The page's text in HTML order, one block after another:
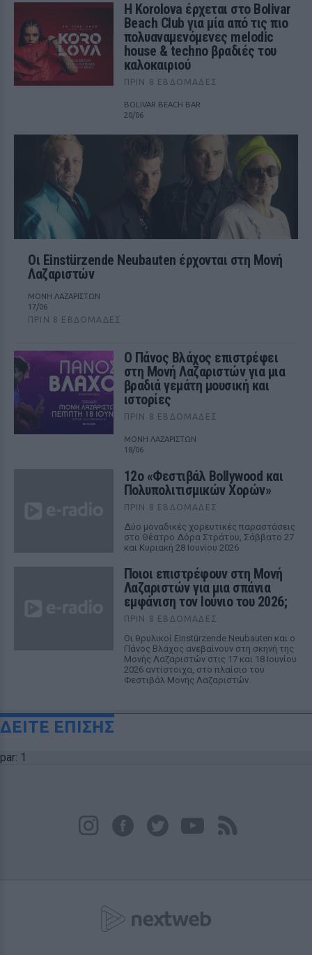
Η Korolova έρχεται στο Bolivar
Beach Club για μία από τις πιο
πολυαναμενόμενες melodic
house & techno βραδιές του
καλοκαιριού
ΠΡΙΝ 8 ΕΒΔΟΜΆΔΕΣ
BOLIVAR BEACH BAR
20/06
Οι Einstürzende Neubauten έρχονται στη Μονή
Λαζαριστών
ΜΟΝΗ ΛΑΖΑΡΙΣΤΩΝ
17/06
ΠΡΙΝ 8 ΕΒΔΟΜΆΔΕΣ
Ο Πάνος Βλάχος επιστρέφει
στη Μονή Λαζαριστών για μια
βραδιά γεμάτη μουσική και
ιστορίες
ΠΡΙΝ 8 ΕΒΔΟΜΆΔΕΣ
ΜΟΝΗ ΛΑΖΑΡΙΣΤΩΝ
18/06
12ο «Φεστιβάλ Bollywood και
Πολυπολιτισμικών Χορών»
ΠΡΙΝ 8 ΕΒΔΟΜΆΔΕΣ
Δύο μοναδικές χορευτικές παραστάσεις
στο Θέατρο Δόρα Στράτου, Σάββατο 27
και Κυριακή 28 Ιουνίου 2026
Ποιοι επιστρέφουν στη Μονή
Λαζαριστών για μια σπάνια
εμφάνιση τον Ιούνιο του 2026;
ΠΡΙΝ 8 ΕΒΔΟΜΆΔΕΣ
Οι θρυλικοί Einstürzende Neubauten και ο
Πάνος Βλάχος ανεβαίνουν στη σκηνή της
Μονής Λαζαριστών στις 17 και 18 Ιουνίου
2026 αντίστοιχα, στο πλαίσιο του
Φεστιβάλ Μονής Λαζαριστών.
ΔΕΙΤΕ ΕΠΙΣΗΣ
par: 1